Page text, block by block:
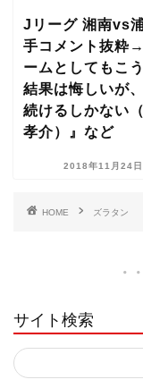
Jリーグ 湘南vs
手コメント抜粋
ームとしてもこ
結果は悔しいが
続けるしかない
孝介）』など
2018年11月24日
HOME ズラタン
サイト検索